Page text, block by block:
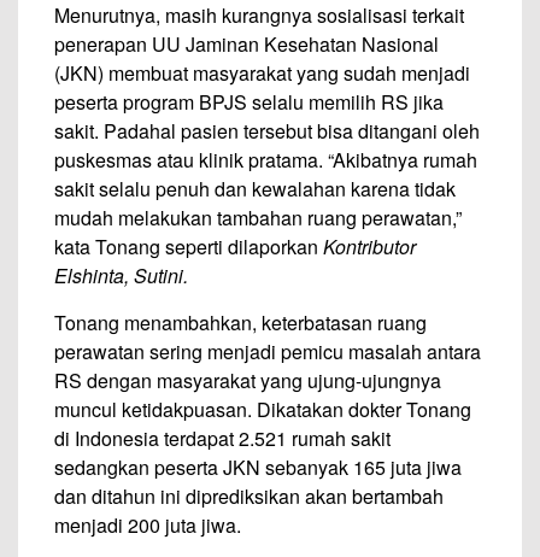
Menurutnya, masih kurangnya sosialisasi terkait
penerapan UU Jaminan Kesehatan Nasional
(JKN) membuat masyarakat yang sudah menjadi
peserta program BPJS selalu memilih RS jika
sakit. Padahal pasien tersebut bisa ditangani oleh
puskesmas atau klinik pratama. “Akibatnya rumah
sakit selalu penuh dan kewalahan karena tidak
mudah melakukan tambahan ruang perawatan,”
kata Tonang seperti dilaporkan Kontributor
Elshinta, Sutini.
Tonang menambahkan, keterbatasan ruang
perawatan sering menjadi pemicu masalah antara
RS dengan masyarakat yang ujung-ujungnya
muncul ketidakpuasan. Dikatakan dokter Tonang
di Indonesia terdapat 2.521 rumah sakit
sedangkan peserta JKN sebanyak 165 juta jiwa
dan ditahun ini diprediksikan akan bertambah
menjadi 200 juta jiwa.